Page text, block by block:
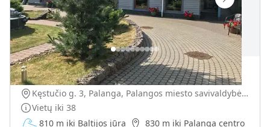
"Saulė" Palangoje
Kęstučio g. 3, Palanga, Palangos miesto savivaldybė, Lietuva
Vietų iki 38
810 m iki Baltijos jūra
830 m iki Palanga centro